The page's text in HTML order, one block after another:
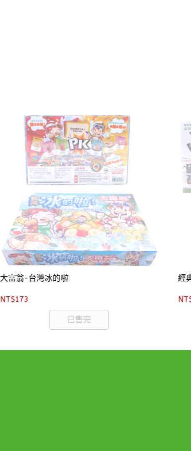
大富翁-台灣冰的啦
NT$173
已售完
經